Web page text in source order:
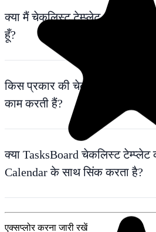
क्या मैं चेकलिस्ट टेम्प्लेट आइटम में
हूँ?
किस प्रकार की चेकलिस्ट टेम्प्लेट
काम करती हैं?
क्या TasksBoard चेकलिस्ट टेम्प्लेट
Calendar के साथ सिंक करता है?
एक्सप्लोर करना जारी रखें